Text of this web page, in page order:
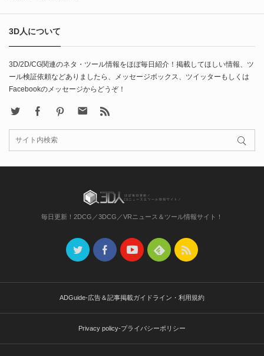
3D人について
3D/2D/CG関連のネタ・ツール情報をほぼ毎日紹介！掲載してほしい情報、ツ
ール検証依頼などありましたら、メッセージボックス、ツイッターもしくは
Facebookのメッセージからどうぞ！
FacebookPinterest Contact
毎日更新！2DCG／3DCG／VRニュース＆ツール情報サイト！
ADGuide-広告＆記事掲載ガイドライン・利用規約
Privacy policy-プライバシーポリシー